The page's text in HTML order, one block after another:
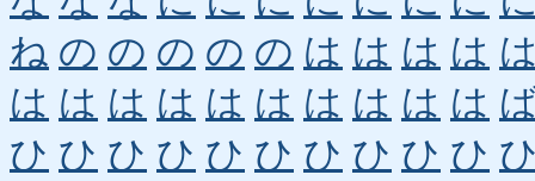
ね の の の の の は は は は
は は は は は は は は は は
ひ ひ ひ ひ ひ ひ ひ ひ ひ ひ